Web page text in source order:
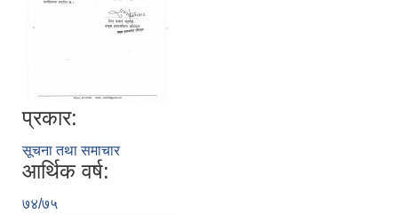
प्रकार:
सूचना तथा समाचार
आर्थिक वर्ष:
७४/७५